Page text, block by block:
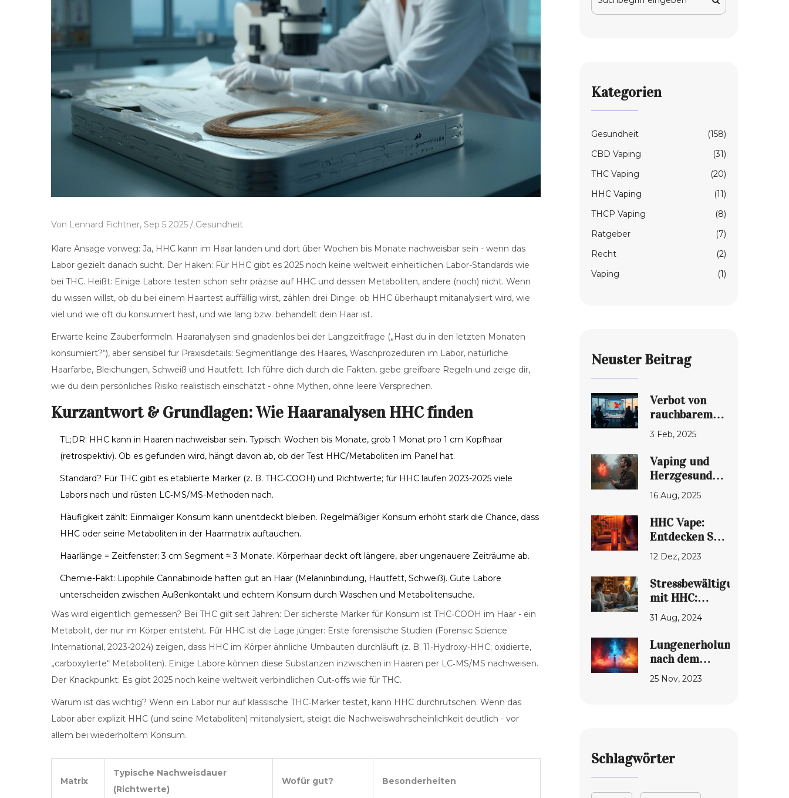
Von Lennard Fichtner, Sep 5 2025 / Gesundheit
Klare Ansage vorweg: Ja, HHC kann im Haar landen und dort über Wochen bis Monate nachweisbar sein - wenn das
Labor gezielt danach sucht. Der Haken: Für HHC gibt es 2025 noch keine weltweit einheitlichen Labor-Standards wie
bei THC. Heißt: Einige Labore testen schon sehr präzise auf HHC und dessen Metaboliten, andere (noch) nicht. Wenn
du wissen willst, ob du bei einem Haartest auffällig wirst, zählen drei Dinge: ob HHC überhaupt mitanalysiert wird, wie
viel und wie oft du konsumiert hast, und wie lang bzw. behandelt dein Haar ist.
Erwarte keine Zauberformeln. Haaranalysen sind gnadenlos bei der Langzeitfrage („Hast du in den letzten Monaten
konsumiert?“), aber sensibel für Praxisdetails: Segmentlänge des Haares, Waschprozeduren im Labor, natürliche
Haarfarbe, Bleichungen, Schweiß und Hautfett. Ich führe dich durch die Fakten, gebe greifbare Regeln und zeige dir,
wie du dein persönliches Risiko realistisch einschätzt - ohne Mythen, ohne leere Versprechen.
Kurzantwort & Grundlagen: Wie Haaranalysen HHC finden
TL;DR: HHC kann in Haaren nachweisbar sein. Typisch: Wochen bis Monate, grob 1 Monat pro 1 cm Kopfhaar
(retrospektiv). Ob es gefunden wird, hängt davon ab, ob der Test HHC/Metaboliten im Panel hat.
Standard? Für THC gibt es etablierte Marker (z. B. THC‑COOH) und Richtwerte; für HHC laufen 2023-2025 viele
Labors nach und rüsten LC‑MS/MS-Methoden nach.
Häufigkeit zählt: Einmaliger Konsum kann unentdeckt bleiben. Regelmäßiger Konsum erhöht stark die Chance, dass
HHC oder seine Metaboliten in der Haarmatrix auftauchen.
Haarlänge = Zeitfenster: 3 cm Segment ≈ 3 Monate. Körperhaar deckt oft längere, aber ungenauere Zeiträume ab.
Chemie-Fakt: Lipophile Cannabinoide haften gut an Haar (Melaninbindung, Hautfett, Schweiß). Gute Labore
unterscheiden zwischen Außenkontakt und echtem Konsum durch Waschen und Metabolitensuche.
Was wird eigentlich gemessen? Bei THC gilt seit Jahren: Der sicherste Marker für Konsum ist THC‑COOH im Haar - ein
Metabolit, der nur im Körper entsteht. Für HHC ist die Lage jünger: Erste forensische Studien (Forensic Science
International, 2023-2024) zeigen, dass HHC im Körper ähnliche Umbauten durchläuft (z. B. 11‑Hydroxy‑HHC; oxidierte,
„carboxylierte“ Metaboliten). Einige Labore können diese Substanzen inzwischen in Haaren per LC‑MS/MS nachweisen.
Der Knackpunkt: Es gibt 2025 noch keine weltweit verbindlichen Cut‑offs wie für THC.
Warum ist das wichtig? Wenn ein Labor nur auf klassische THC‑Marker testet, kann HHC durchrutschen. Wenn das
Labor aber explizit HHC (und seine Metaboliten) mitanalysiert, steigt die Nachweiswahrscheinlichkeit deutlich - vor
allem bei wiederholtem Konsum.
Matrix
Typische Nachweisdauer
(Richtwerte)
Wofür gut? Besonderheiten
Kategorien
Gesundheit
(158)
CBD Vaping
(31)
THC Vaping
(20)
HHC Vaping
(11)
THCP Vaping
(8)
Ratgeber
(7)
Recht
(2)
Vaping
(1)
Neuster Beitrag
Verbot von
rauchbarem
Hanf in den
USA: Ein
Überblick über
die
gesetzlichen
Bestimmungen
3 Feb, 2025
Vaping und
Herzgesundheit:
Wie schädlich
ist Dampfen
wirklich?
16 Aug, 2025
HHC Vape:
Entdecken Sie
die
umfassenden
Vorteile des
Verdampfens
12 Dez, 2023
Stressbewältigung
mit HHC:
Wirksamkeit
Anwendung
31 Aug, 2024
Lungenerholung
nach dem
Vaping:
Effektive
25 Nov, 2023
Schlagwörter